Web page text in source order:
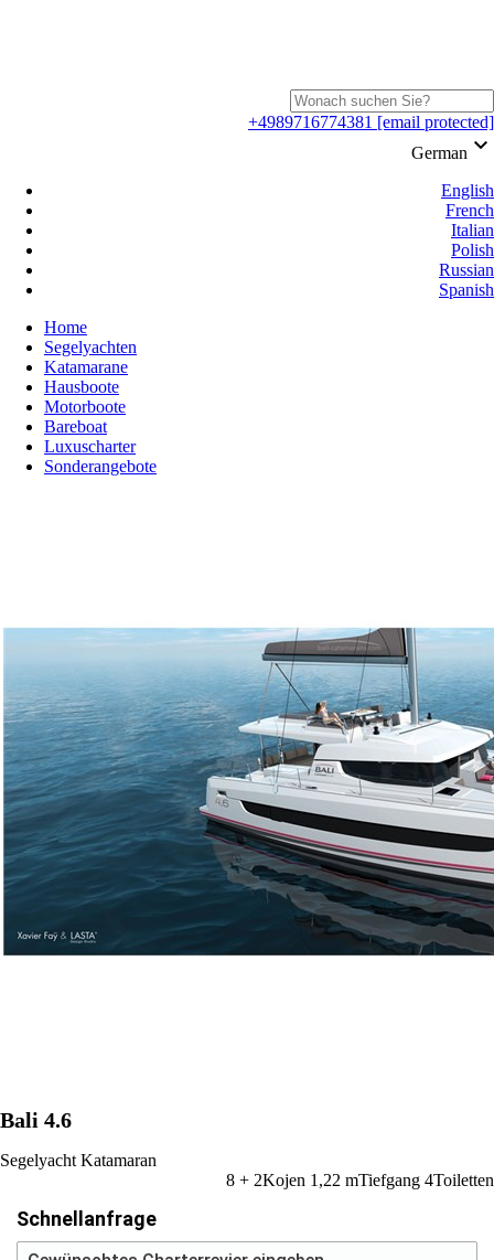
+4989716774381 [email protected]
German keyboard_arrow_down
English
French
Italian
Polish
Russian
Spanish
Home
Segelyachten
Katamarane
Hausboote
Motorboote
Bareboat
Luxuscharter
Sonderangebote
Bali 4.6
Segelyacht Katamaran
8 + 2Kojen 1,22 mTiefgang 4Toiletten
Schnellanfrage